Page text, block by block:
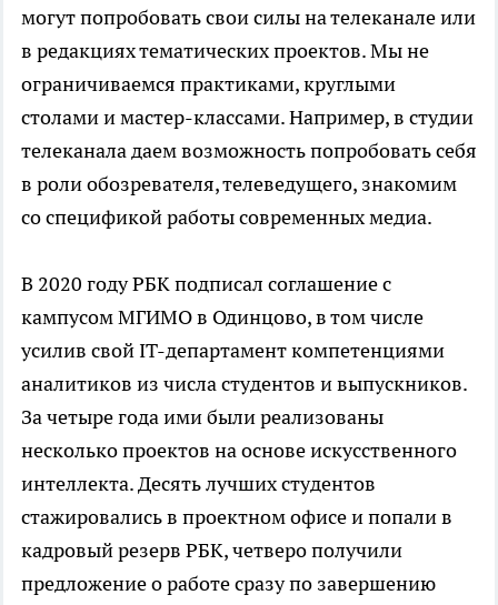
могут попробовать свои силы на телеканале или
в редакциях тематических проектов. Мы не
ограничиваемся практиками, круглыми
столами и мастер-классами. Например, в студии
телеканала даем возможность попробовать себя
в роли обозревателя, телеведущего, знакомим
со спецификой работы современных медиа.
В 2020 году РБК подписал соглашение с
кампусом МГИМО в Одинцово, в том числе
усилив свой IT-департамент компетенциями
аналитиков из числа студентов и выпускников.
За четыре года ими были реализованы
несколько проектов на основе искусственного
интеллекта. Десять лучших студентов
стажировались в проектном офисе и попали в
кадровый резерв РБК, четверо получили
предложение о работе сразу по завершению